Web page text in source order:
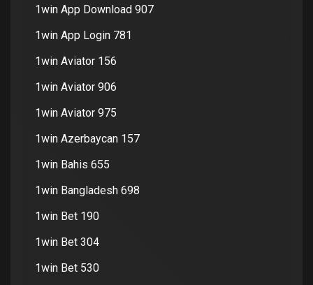
1win App Download 907
1win App Login 781
1win Aviator 156
1win Aviator 906
1win Aviator 975
1win Azerbaycan 157
1win Bahis 655
1win Bangladesh 698
1win Bet 190
1win Bet 304
1win Bet 530